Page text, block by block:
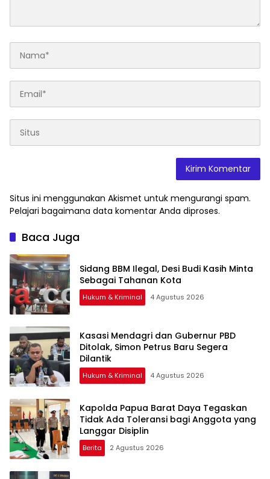
Situs ini menggunakan Akismet untuk mengurangi spam.
Pelajari bagaimana data komentar Anda diproses.
Baca Juga
Sidang BBM Ilegal, Desi Budi Kasih Minta
Sebagai Tahanan Kota
Hukum & Kriminal 4 Agustus 2026
Kasasi Mendagri dan Gubernur PBD
Ditolak, Simon Petrus Baru Segera
Dilantik
Hukum & Kriminal 4 Agustus 2026
Kapolda Papua Barat Daya Tegaskan
Tidak Ada Toleransi bagi Anggota yang
Langgar Disiplin
Berita 2 Agustus 2026